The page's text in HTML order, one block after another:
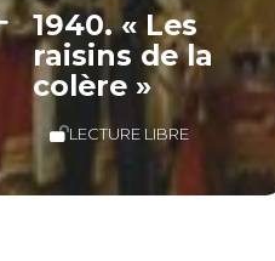
1940. « Les
raisins de la
colère »
LECTURE LIBRE